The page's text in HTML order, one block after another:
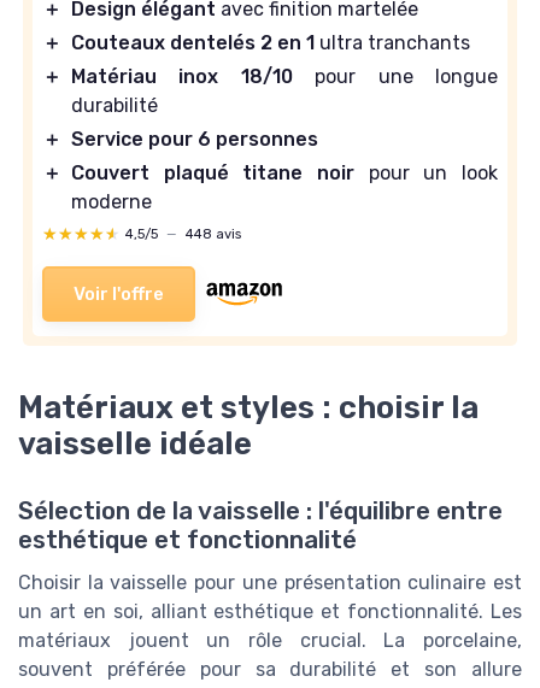
＋ Design élégant avec finition martelée
＋
Couteaux dentelés 2 en 1 ultra tranchants
＋
Matériau inox 18/10pour une longue
durabilité
＋ Service pour 6 personnes
＋
Couvert plaqué titane noir pour un look
moderne
★★★★★
★★★★★ 4,5/5 — 448 avis
Voir l'offre
Matériaux et styles : choisir la
vaisselle idéale
Sélection de la vaisselle : l'équilibre entre
esthétique et fonctionnalité
Choisir la vaisselle pour une présentation culinaire est
un art en soi, alliant esthétique et fonctionnalité. Les
matériaux jouent un rôle crucial. La porcelaine,
souvent préférée pour sa durabilité et son allure